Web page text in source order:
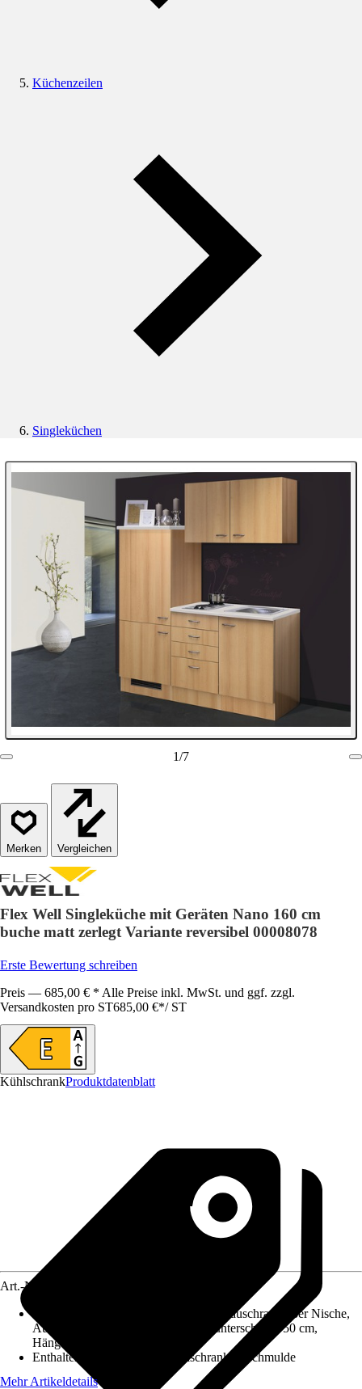
Küchenzeilen
Singleküchen
1/7
Vergleichen
Flex Well Singleküche mit Geräten Nano 160 cm
buche matt zerlegt Variante reversibel 00008078
Erste Bewertung schreiben
Preis — 685,00 € * Alle Preise inkl. MwSt. und ggf. zzgl.
Versandkosten pro ST685,00 €*/ ST
KühlschrankProduktdatenblatt
Art.-Nr.
Kühlumbauschrank 88er Nische,
Auszugunterschrank 50 cm, Spülenunterschrank 50 cm,
Hängeschrank 100 cm
Enthaltene Elektrogeräte
Kühlschrank, Kochmulde
Mehr Artikeldetails